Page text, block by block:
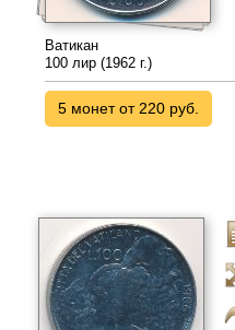
Ватикан
100 лир (1962 г.)
5 монет от 220 руб.